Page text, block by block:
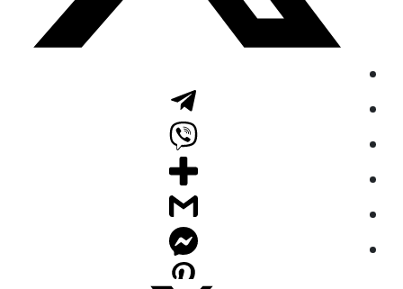
خطبة الجمعة
37:13
فتح العراق والأحواز،ومشاهد من أمانة
المسلمين وعدالتهم
حضرة مرزا مسرور أحمد (أيده الله)